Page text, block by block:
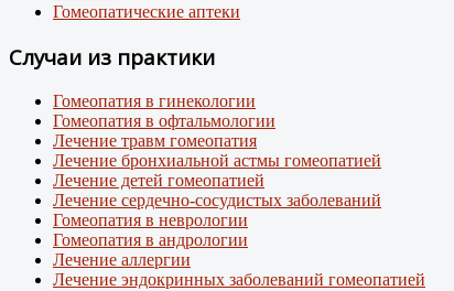
Гомеопатические аптеки
Случаи из практики
Гомеопатия в гинекологии
Гомеопатия в офтальмологии
Лечение травм гомеопатия
Лечение бронхиальной астмы гомеопатией
Лечение детей гомеопатией
Лечение сердечно-сосудистых заболеваний
Гомеопатия в неврологии
Гомеопатия в андрологии
Лечение аллергии
Лечение эндокринных заболеваний гомеопатией